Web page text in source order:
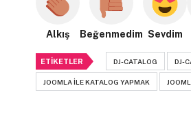
Alkış Beğenmedim Sevdim
ETIKETLER DJ-CATALOG DJ-
JOOMLA ILE KATALOG YAPMAK